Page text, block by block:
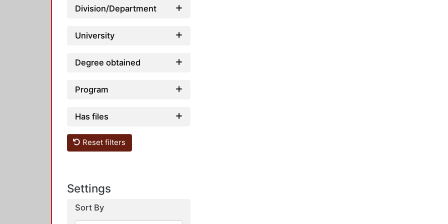
Division/Department
University
Degree obtained
Program
Has files
Reset filters
Settings
Sort By